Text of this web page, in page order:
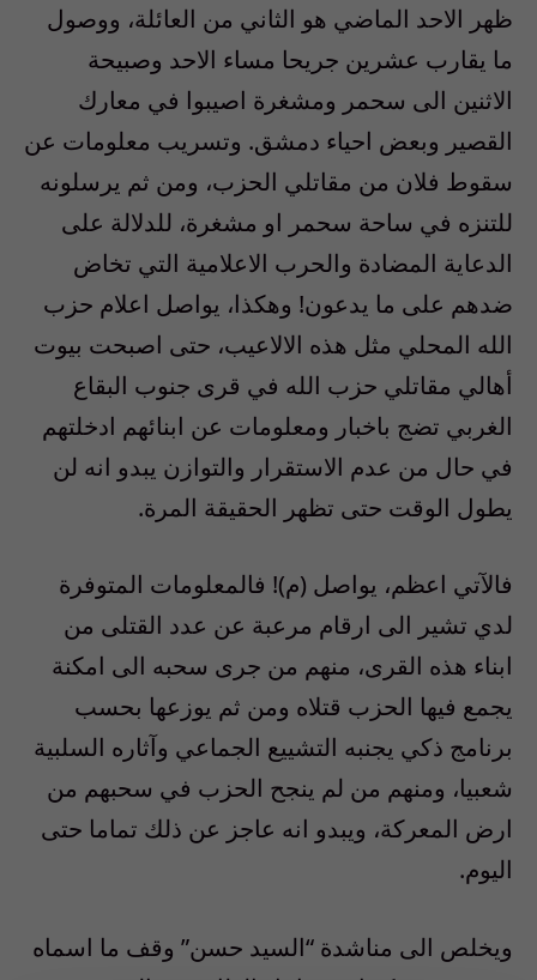
ظهر الاحد الماضي هو الثاني من العائلة، ووصول
ما يقارب عشرين جريحا مساء الاحد وصبيحة
الاثنين الى سحمر ومشغرة اصيبوا في معارك
القصير وبعض احياء دمشق. وتسريب معلومات عن
سقوط فلان من مقاتلي الحزب، ومن ثم يرسلونه
للتنزه في ساحة سحمر او مشغرة، للدلالة على
الدعاية المضادة والحرب الاعلامية التي تخاض
ضدهم على ما يدعون! وهكذا، يواصل اعلام حزب
الله المحلي مثل هذه الالاعيب، حتى اصبحت بيوت
أهالي مقاتلي حزب الله في قرى جنوب البقاع
الغربي تضج باخبار ومعلومات عن ابنائهم ادخلتهم
في حال من عدم الاستقرار والتوازن يبدو انه لن
يطول الوقت حتى تظهر الحقيقة المرة.
فالآتي اعظم، يواصل (م)! فالمعلومات المتوفرة
لدي تشير الى ارقام مرعبة عن عدد القتلى من
ابناء هذه القرى، منهم من جرى سحبه الى امكنة
يجمع فيها الحزب قتلاه ومن ثم يوزعها بحسب
برنامج ذكي يجنبه التشييع الجماعي وآثاره السلبية
شعبيا، ومنهم من لم ينجح الحزب في سحبهم من
ارض المعركة، ويبدو انه عاجز عن ذلك تماما حتى
اليوم.
ويخلص الى مناشدة “السيد حسن” وقف ما اسماه